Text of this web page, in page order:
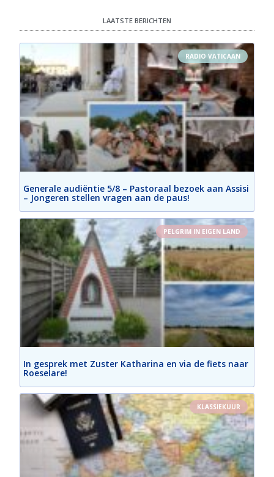
LAATSTE BERICHTEN
RADIO VATICAAN
Generale audiëntie 5/8 – Pastoraal bezoek aan Assisi
– Jongeren stellen vragen aan de paus!
PELGRIM IN EIGEN LAND
In gesprek met Zuster Katharina en via de fiets naar
Roeselare!
KLASSIEKUUR